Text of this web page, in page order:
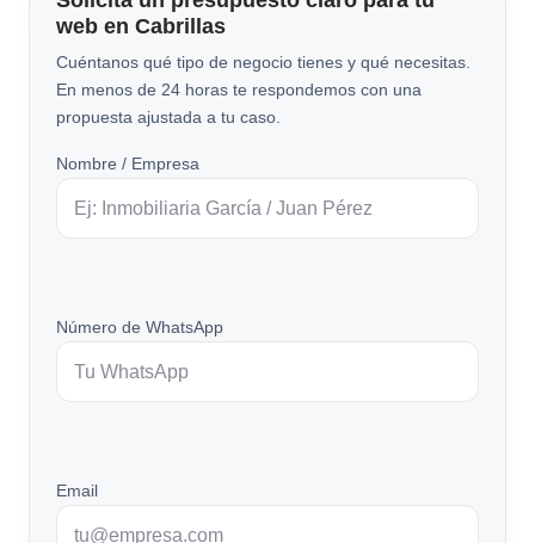
web en Cabrillas
Cuéntanos qué tipo de negocio tienes y qué necesitas.
En menos de 24 horas te respondemos con una
propuesta ajustada a tu caso.
Nombre / Empresa
Número de WhatsApp
Email